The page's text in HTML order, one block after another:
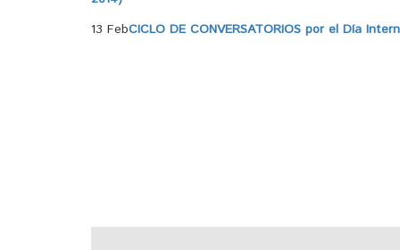
13 FebCICLO DE CONVERSATORIOS por el Día